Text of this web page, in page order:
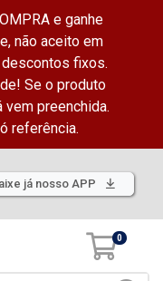
e ganhe
não aceito em
fixos.
Se o produto
preenchida.
referência.
já nosso APP
0